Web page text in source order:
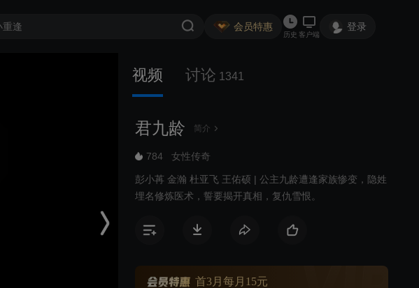
会员特惠
历史 客户端
登录
视频 讨论 1341
君九龄 简介
784 女性传奇
彭小苒 金瀚 杜亚飞 王佑硕 | 公主九龄遭逢家族惨变，隐姓
埋名修炼医术，誓要揭开真相，复仇雪恨。
首3月每月15元